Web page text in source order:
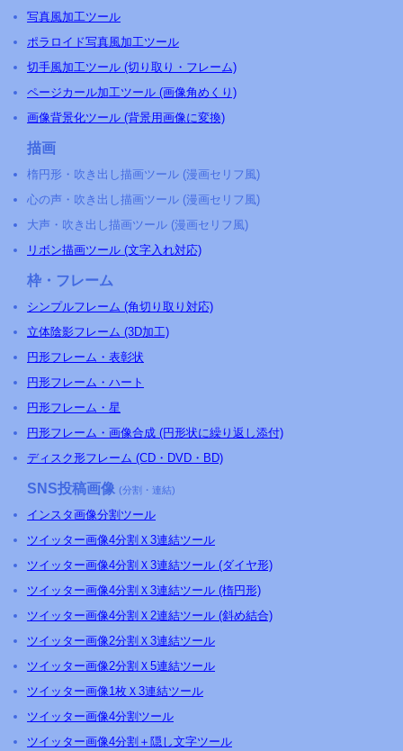
写真風加工ツール
ポラロイド写真風加工ツール
切手風加工ツール (切り取り・フレーム)
ページカール加工ツール (画像角めくり)
画像背景化ツール (背景用画像に変換)
描画
楕円形・吹き出し描画ツール (漫画セリフ風)
心の声・吹き出し描画ツール (漫画セリフ風)
大声・吹き出し描画ツール (漫画セリフ風)
リボン描画ツール (文字入れ対応)
枠・フレーム
シンプルフレーム (角切り取り対応)
立体陰影フレーム (3D加工)
円形フレーム・表彰状
円形フレーム・ハート
円形フレーム・星
円形フレーム・画像合成 (円形状に繰り返し添付)
ディスク形フレーム (CD・DVD・BD)
SNS投稿画像 (分割・連結)
インスタ画像分割ツール
ツイッター画像4分割Ｘ3連結ツール
ツイッター画像4分割Ｘ3連結ツール (ダイヤ形)
ツイッター画像4分割Ｘ3連結ツール (楕円形)
ツイッター画像4分割Ｘ2連結ツール (斜め結合)
ツイッター画像2分割Ｘ3連結ツール
ツイッター画像2分割Ｘ5連結ツール
ツイッター画像1枚Ｘ3連結ツール
ツイッター画像4分割ツール
ツイッター画像4分割＋隠し文字ツール